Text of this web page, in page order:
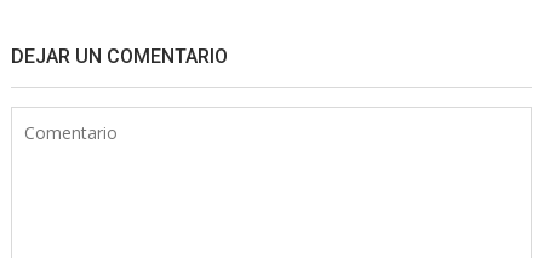
DEJAR UN COMENTARIO